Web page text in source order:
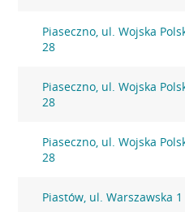
Piaseczno, ul. Wojska
28
Piaseczno, ul. Wojska
28
Piaseczno, ul. Wojska
28
Piastów, ul. Warszawska 1